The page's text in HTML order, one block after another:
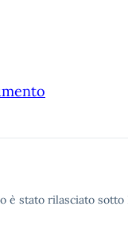
è stato rilasciato